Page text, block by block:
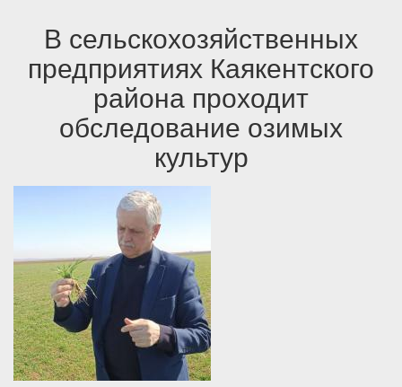
В сельскохозяйственных
предприятиях Каякентского
района проходит
обследование озимых
культур